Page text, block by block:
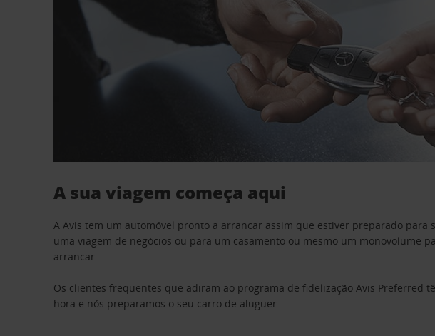
A sua viagem começa aqui
A Avis tem um automóvel pronto a arrancar assim que estiver preparado
uma viagem de negócios ou para um casamento ou mesmo um
arrancar.
Os clientes frequentes que adiram ao programa de fidelizaçãoAvis Preferred
hora e nós preparamos o seu carro de aluguer.